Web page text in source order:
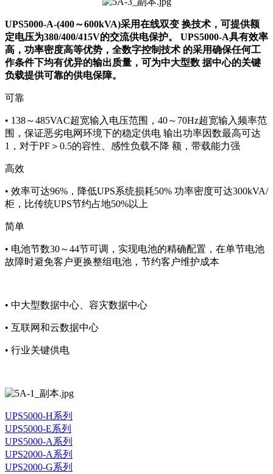
UPS5000-A-(400～600kVA)采用在线双变 换技术，可提供额
定电压为380/400/415V的交流供电保护。 UPS5000-A具有效率
高，功率密度高等优势，全数字控制技术 的采用确保任何工
作条件下均有优异的输出质量，可为中大型数 据中心的关键
负载提供可靠的供电保障。
可靠
• 138～485VAC超宽输入电压范围，40～70Hz超宽输入频率范
围，保证恶劣电网环境下的稳定供电 输出功率因数最高可达
1，对于PF＞0.5的容性、感性负载不降 额，带载能力强
高效
• 效率可达96%，降低UPS系统损耗50% 功率密度可达300kVA/
柜，比传统UPS节约占地50%以上
简单
• 电池节数30～44节可调，实现电池的精确配置，在单节电池
故障时避免客户更换整组电池，节约客户维护成本
• 中大型数据中心、容灾数据中心
• 互联网和云数据中心
• 行业关键供电
UPS5000-H系列
UPS5000-E系列
UPS5000-A系列
UPS2000-A系列
UPS2000-G系列